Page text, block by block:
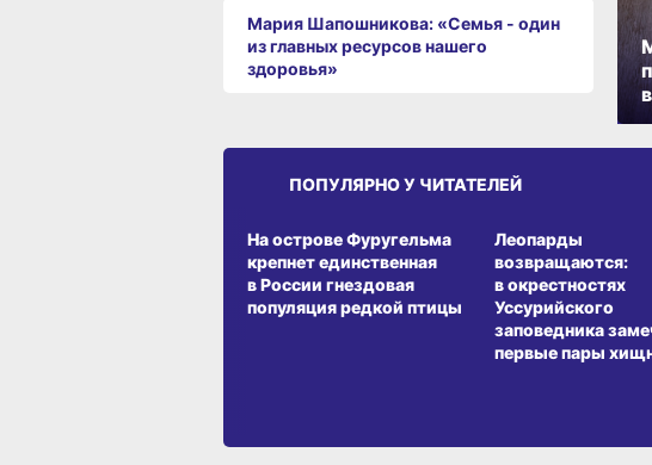
Мария Шапошникова: «Семья - один
из главных ресурсов нашего
здоровья»
ПОПУЛЯРНО У ЧИТАТЕЛЕЙ
На острове Фуругельма
крепнет единственная
в России гнездовая
популяция редкой птицы
Леопарды
возвращаются:
в окрестностях
Уссурийского
заповедника
первые пары